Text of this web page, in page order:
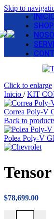
Skip to
SHOP
Click to enlarge
Inicio / KIT
Correa Poly-V
Back to
Polea Poly-V
$78,699.00
Tensor Poly-V